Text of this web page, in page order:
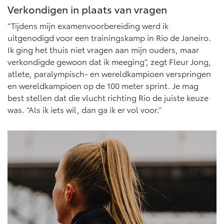
Corolla Cross
HYBRIDE
Vanaf € 39.995,-
Toyota C-HR
OOK ALS PLUG-IN
HYBRIDE
Vanaf € 36.495,-
BATTERIJ-ELEKTRISCH
Vanaf € 37.995,-
PLUG-IN HYBRIDE
Vanaf € 49.995,-
10 jaar batterijgarantie
Toyota fabrieksgarantie
Onderdelen & Accessoires
Onderdelen
Accessoires
Banden
Connected Services
MyToyota login
MyToyota App
Abonnementen
Energie en slim laden
Verzekeren
Toyota Autoverzekering
Toyota Hybride Autoverzekering
Bedrijfswagens
Bedrijfswagens op maat
Financieren of leasen
Verzekeren
Verkondigen in plaats van vragen
“Tijdens mijn examenvoorbereiding werd ik
uitgenodigd voor een trainingskamp in Rio de Janeiro.
Ik ging het thuis niet vragen aan mijn ouders, maar
verkondigde gewoon dat ik meeging”, zegt Fleur Jong,
atlete, paralympisch- en wereldkampioen verspringen
en wereldkampioen op de 100 meter sprint. Je mag
best stellen dat die vlucht richting Rio de juiste keuze
was. “Als ik iets wil, dan ga ik er vol voor.”